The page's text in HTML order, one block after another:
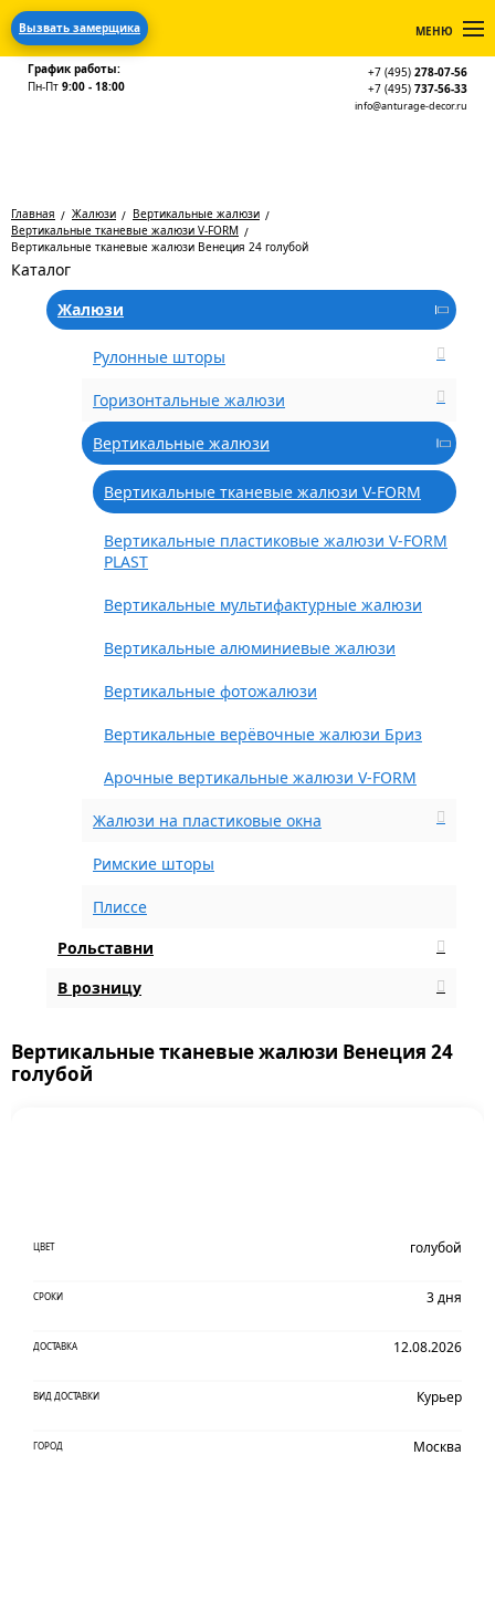
Вызвать замерщика МЕНЮ
График работы:
Пн-Пт 9:00 - 18:00
+7 (495) 278-07-56
+7 (495) 737-56-33
info@anturage-decor.ru
Главная Жалюзи
Вертикальные жалюзи
Вертикальные тканевые жалюзи V-FORM
Вертикальные тканевые жалюзи Венеция 24 голубой
Каталог
Жалюзи
Рулонные шторы
Горизонтальные жалюзи
Вертикальные жалюзи
Вертикальные тканевые жалюзи V-FORM
Вертикальные пластиковые жалюзи V-FORM
PLAST
Вертикальные мультифактурные жалюзи
Вертикальные алюминиевые жалюзи
Вертикальные фотожалюзи
Вертикальные верёвочные жалюзи Бриз
Арочные вертикальные жалюзи V-FORM
Жалюзи на пластиковые окна
Римские шторы
Плиссе
Рольставни
В розницу
Вертикальные тканевые жалюзи Венеция 24
голубой
ЦВЕТ голубой
СРОКИ 3 дня
ДОСТАВКА 12.08.2026
ВИД ДОСТАВКИ Курьер
ГОРОД Москва